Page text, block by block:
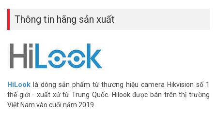
Thông tin hãng sản xuất
HiLook là dòng sản phẩm từ thương hiệu camera Hikvision số 1
thế giới - xuất xứ từ Trung Quốc. Hilook được bán trên thị trường
Việt Nam vào cuối năm 2019.